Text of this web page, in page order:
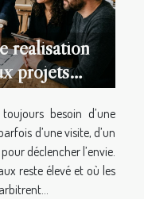
réalisation
projets
besoin d’une
d’une visite, d’un
déclencher l’envie.
reste élevé et où les